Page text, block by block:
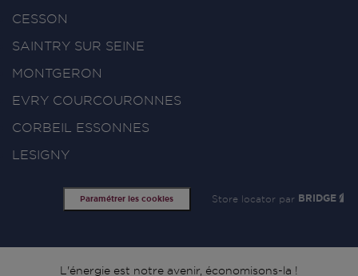
CESSON
SAINTRY SUR SEINE
MONTGERON
EVRY COURCOURONNES
CORBEIL ESSONNES
LESIGNY
Paramétrer les cookies Store locator par BRIDGE
L'énergie est notre avenir, économisons-la !